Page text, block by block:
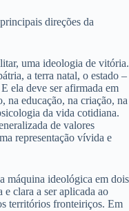
direções da
uma ideologia de vitória.
a terra natal, o estado –
ela deve ser afirmada em
na educação, na criação, na
da vida cotidiana.
de valores
representação vívida e
máquina ideológica em dois
clara a ser aplicada ao
territórios fronteiriços. Em